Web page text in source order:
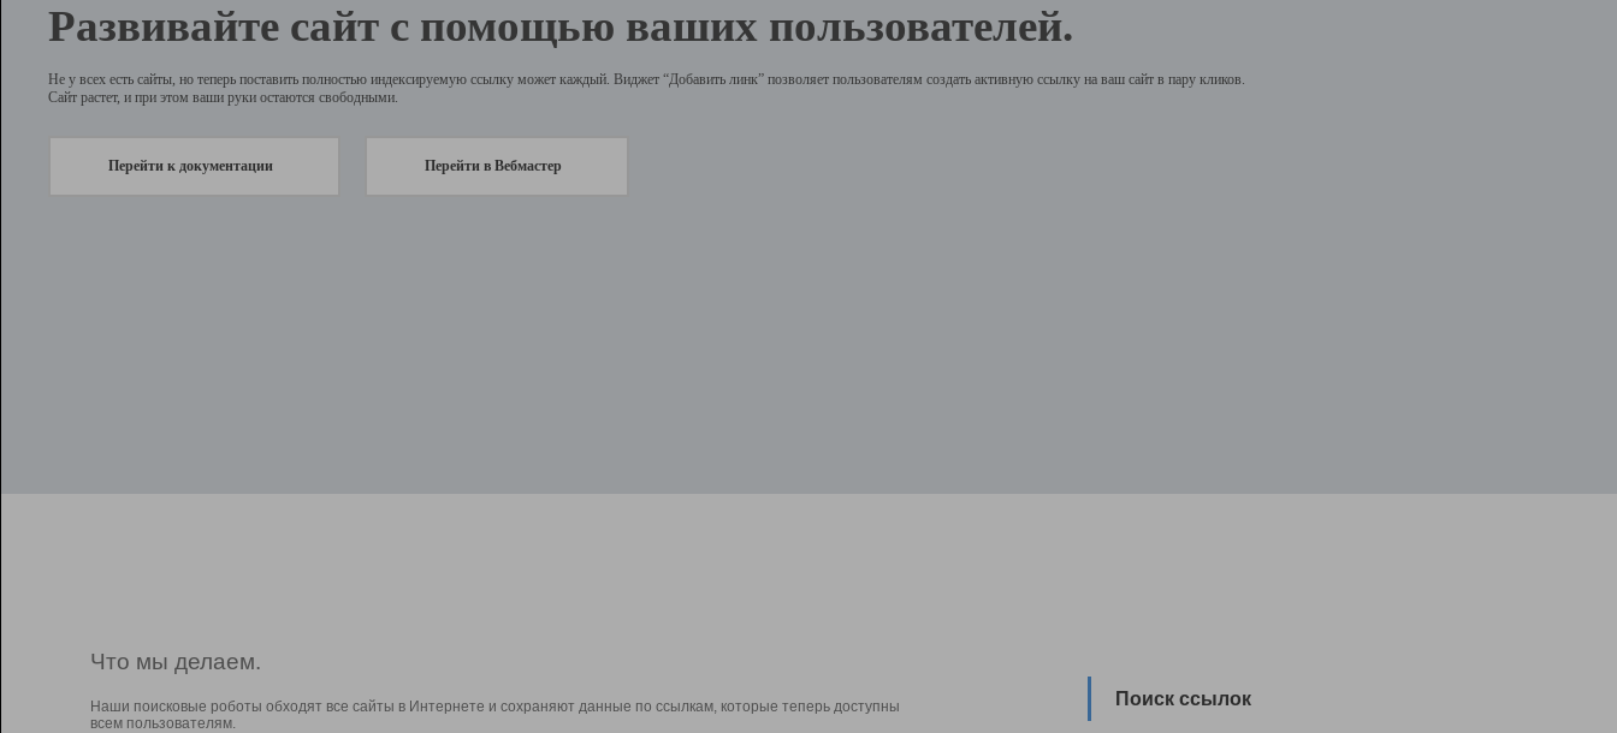
Развивайте сайт с помощью ваших пользователей.
Не у всех есть сайты, но теперь поставить полностью индексируемую ссылку может каждый. Виджет “Добавить линк” позволяет пользователям создать активную ссылку на ваш сайт в пару кликов.
Сайт растет, и при этом ваши руки остаются свободными.
Перейти к документации Перейти в Вебмастер
Что мы делаем.
Наши поисковые роботы обходят все сайты в Интернете и сохраняют данные по ссылкам, которые теперь доступны
всем пользователям.
Поиск ссылок